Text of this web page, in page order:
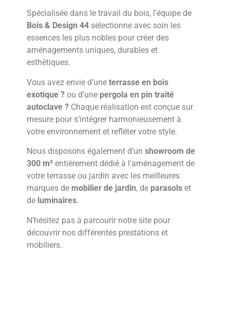
Spécialisée dans le travail du bois, l’équipe de
Bois & Design 44 sélectionne avec soin les
essences les plus nobles pour créer des
aménagements uniques, durables et
esthétiques.
Vous avez envie d’une terrasse en bois
exotique ? ou d’une pergola en pin traité
autoclave ? Chaque réalisation est conçue sur
mesure pour s’intégrer harmonieusement à
votre environnement et refléter votre style.
Nous disposons également d’un showroom de
300 m² entièrement dédié à l’aménagement de
votre terrasse ou jardin avec les meilleures
marques de mobilier de jardin, de parasols et
de luminaires.
N’hésitez pas à parcourir notre site pour
découvrir nos différentes prestations et
mobiliers.